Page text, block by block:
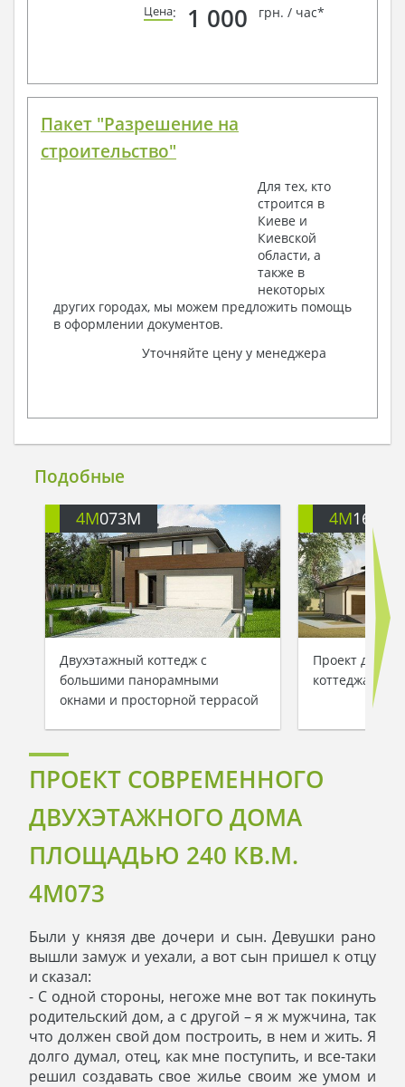
Цена: 1 000 грн. / час*
Пакет "Разрешение на
строительство"
Для тех, кто
строится в
Киеве и
Киевской
области, а
также в
некоторых
других городах, мы можем предложить помощь
в оформлении документов.
Уточняйте цену у менеджера
Подобные
4M073M
Двухэтажный коттедж с
большими панорамными
окнами и просторной террасой
4M1638
Проект
коттеджа
ПРОЕКТ СОВРЕМЕННОГО
ДВУХЭТАЖНОГО ДОМА
ПЛОЩАДЬЮ 240 КВ.М.
4M073
Были у князя две дочери и сын. Девушки рано
вышли замуж и уехали, а вот сын пришел к отцу
и сказал:
- С одной стороны, негоже мне вот так покинуть
родительский дом, а с другой – я ж мужчина, так
что должен свой дом построить, в нем и жить. Я
долго думал, отец, как мне поступить, и все-таки
решил создавать свое жилье своим же умом и